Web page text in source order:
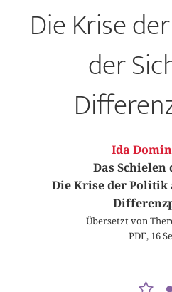
Die Krise
der
Ida
Das Schielen
Die Krise der Politik
Übersetzt von
PDF, 16